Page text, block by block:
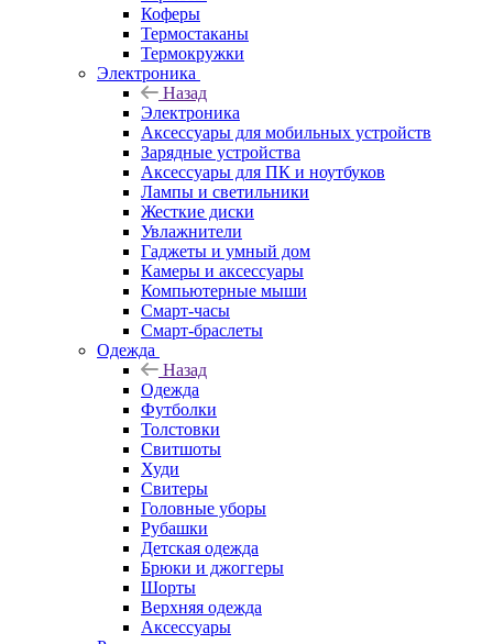
Коферы
Термостаканы
Термокружки
Электроника
Назад
Электроника
Аксессуары для мобильных устройств
Зарядные устройства
Аксессуары для ПК и ноутбуков
Лампы и светильники
Жесткие диски
Увлажнители
Гаджеты и умный дом
Камеры и аксессуары
Компьютерные мыши
Смарт-часы
Смарт-браслеты
Одежда
Назад
Одежда
Футболки
Толстовки
Свитшоты
Худи
Свитеры
Головные уборы
Рубашки
Детская одежда
Брюки и джоггеры
Шорты
Верхняя одежда
Аксессуары